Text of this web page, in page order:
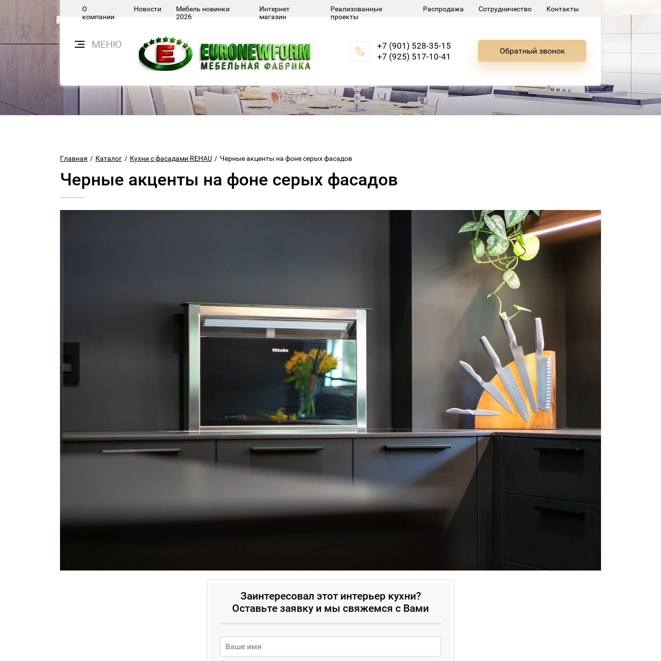
О
компании
Новости
Мебель новинки
2026
Интернет
магазин
Реализованные
проекты
Распродажа Сотрудничество Контакты
+7 (901) 528-35-15
+7 (925) 517-10-41
Обратный звонок
Главная / Каталог / Кухни с фасадами REHAU / Черные акценты на фоне серых фасадов
Черные акценты на фоне серых фасадов
Заинтересовал этот интерьер кухни?
Оставьте заявку и мы свяжемся с Вами